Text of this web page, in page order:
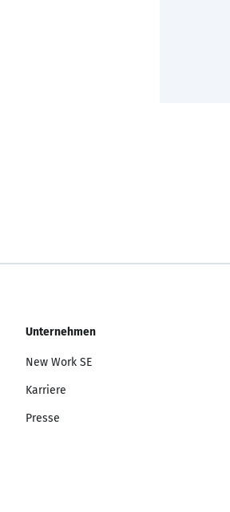
Unternehmen
New Work SE
Karriere
Presse